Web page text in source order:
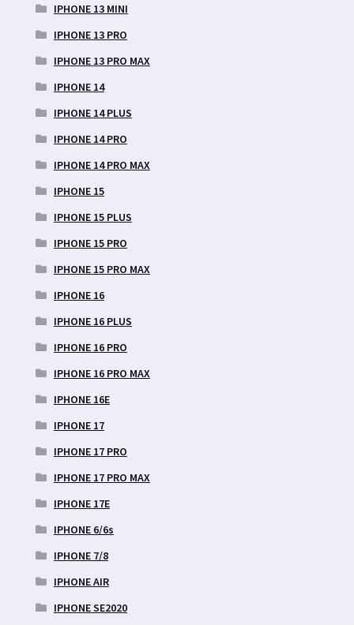
IPHONE 13 MINI
IPHONE 13 PRO
IPHONE 13 PRO MAX
IPHONE 14
IPHONE 14 PLUS
IPHONE 14 PRO
IPHONE 14 PRO MAX
IPHONE 15
IPHONE 15 PLUS
IPHONE 15 PRO
IPHONE 15 PRO MAX
IPHONE 16
IPHONE 16 PLUS
IPHONE 16 PRO
IPHONE 16 PRO MAX
IPHONE 16E
IPHONE 17
IPHONE 17 PRO
IPHONE 17 PRO MAX
IPHONE 17E
IPHONE 6/6s
IPHONE 7/8
IPHONE AIR
IPHONE SE2020